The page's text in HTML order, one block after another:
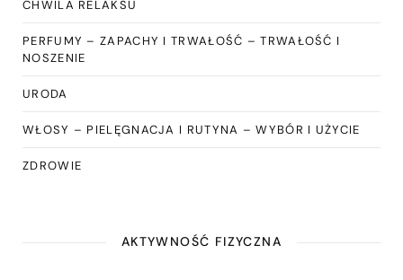
CHWILA RELAKSU
PERFUMY – ZAPACHY I TRWAŁOŚĆ – TRWAŁOŚĆ I
NOSZENIE
URODA
WŁOSY – PIELĘGNACJA I RUTYNA – WYBÓR I UŻYCIE
ZDROWIE
AKTYWNOŚĆ FIZYCZNA